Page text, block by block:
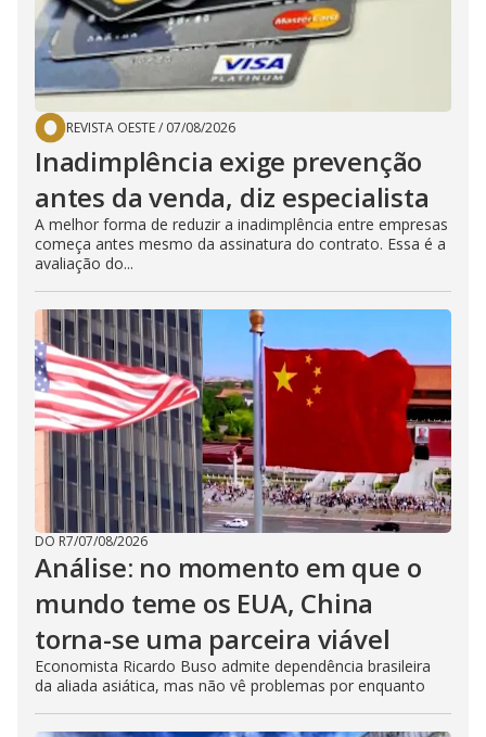
REVISTA OESTE/ 07/08/2026
Inadimplência exige prevenção
antes da venda, diz especialista
A melhor forma de reduzir a inadimplência entre empresas
começa antes mesmo da assinatura do contrato. Essa é a
avaliação do...
DO R7/07/08/2026
Análise: no momento em que o
mundo teme os EUA, China
torna-se uma parceira viável
Economista Ricardo Buso admite dependência brasileira
da aliada asiática, mas não vê problemas por enquanto